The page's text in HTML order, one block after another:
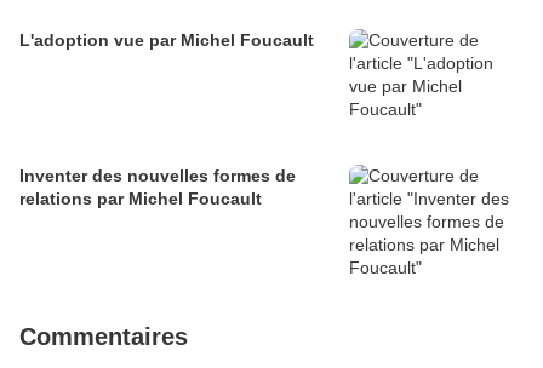
L'adoption vue par Michel Foucault
Inventer des nouvelles formes de
relations par Michel Foucault
Commentaires